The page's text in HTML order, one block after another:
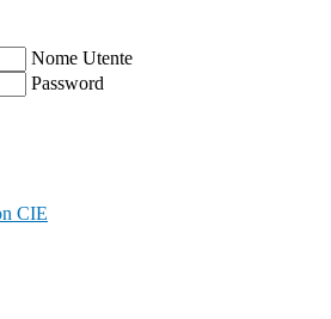
Nome Utente
Password
CIE